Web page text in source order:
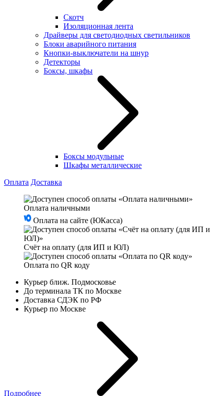
Скотч
Изоляционная лента
Драйверы для светодиодных светильников
Блоки аварийного питания
Кнопки-выключатели на шнур
Детекторы
Боксы, шкафы
Боксы модульные
Шкафы металлические
Оплата Доставка
Оплата наличными
Оплата на сайте (ЮКасса)
Счёт на оплату (для ИП и ЮЛ)
Оплата по QR коду
Курьер ближ. Подмосковье
До терминала ТК по Москве
Доставка СДЭК по РФ
Курьер по Москве
Подробнее